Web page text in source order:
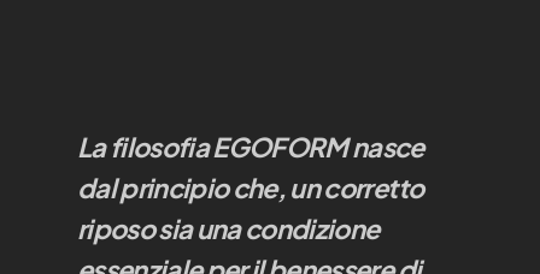
La filosofia EGOFORM nasce
dal principio che, un corretto
riposo sia una condizione